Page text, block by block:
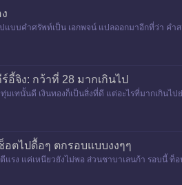
แบบคำศรัพท์เป็น เอกพจน์ แปลออกมาอีกที่ว่า คำ
จิง: กว้าที่ 28 มากเกินไป
เทนั้นดี เงินทองก็เป็นสิ่งที่ดี แต่อะไรที่มากเกินไ
ต่คำว่า &qu
อตไปดื้อๆ ตกรอบแบบงงๆๆ
รง แค่เหนียวยังไม่พอ ส่วนชาบาเลนก้า รอบนี้